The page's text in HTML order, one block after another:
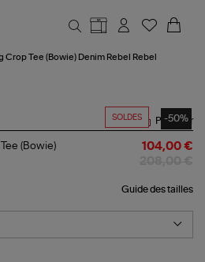
Crop Tee (Bowie) Denim Rebel Rebel
SOLDES -50%
Partager
(Bowie)
104,00 €
Guide des tailles